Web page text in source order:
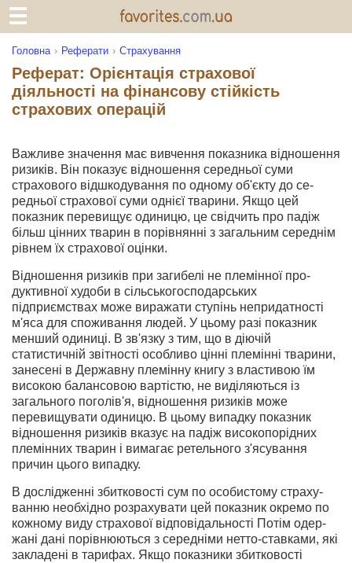
Головна Реферати Страхування
Реферат: Орієнтація страхової
діяльності на фінансову стійкість
страхових операцій
Важливе значення має вивчення показника відно­шення
ризиків. Він показує відношення середньої суми
страхового відшкодування по одному об'єкту до се­
редньої страхової суми однієї тварини. Якщо цей
показник перевищує одиницю, це свідчить про падіж
більш цінних тварин в порівнянні з загальним середнім
рівнем їх страхової оцінки.
Відношення ризиків при загибелі не племінної про­
дуктивної худоби в сільськогосподарських
підприємствах може виражати ступінь непридатності
м'яса для спо­живання людей. У цьому разі показник
менший одиниці. В зв'язку з тим, що в діючій
статистичній звітності особливо цінні племінні тварини,
занесені в Державну племінну книгу з властивою їм
високою балансовою вартістю, не виділяються із
загального поголів'я, відно­шення ризиків може
перевищувати одиницю. В цьому випадку показник
відношення ризиків вказує на падіж високопорідних
племінних тварин і вимагає ретельного з'ясування
причин цього випадку.
В дослідженні збитковості сум по особистому страху­
ванню необхідно розрахувати цей показник окремо по
кожному виду страхової відповідальності Потім одер­
жані дані порівнюються з середніми нетто-ставками, які
закладені в тарифах. Якщо показники збитковості